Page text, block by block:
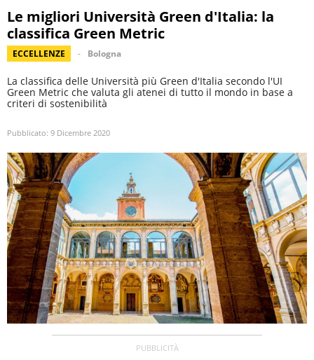
Le migliori Università Green d'Italia: la
classifica Green Metric
ECCELLENZE Bologna
La classifica delle Università più Green d'Italia secondo l'UI
Green Metric che valuta gli atenei di tutto il mondo in base a
criteri di sostenibilità
Pubblicato: 9 Dicembre 2020